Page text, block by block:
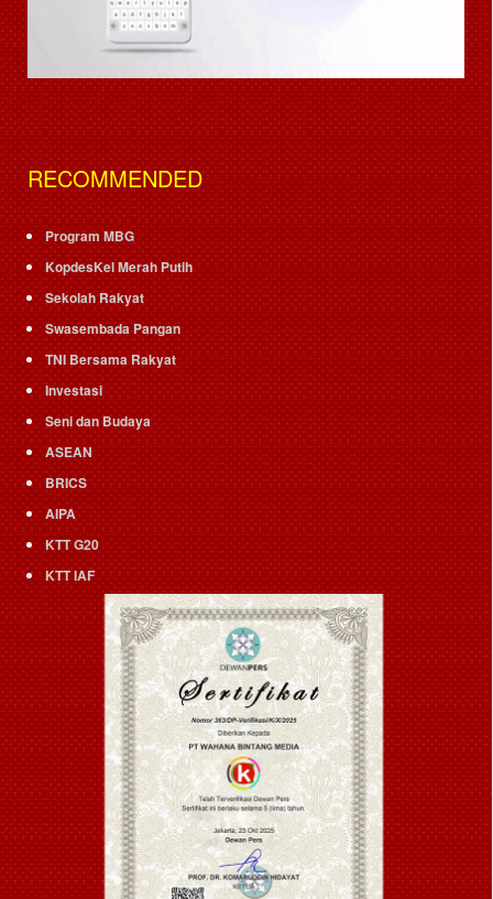
RECOMMENDED
Program MBG
KopdesKel Merah Putih
Sekolah Rakyat
Swasembada Pangan
TNI Bersama Rakyat
Investasi
Seni dan Budaya
ASEAN
BRICS
AIPA
KTT G20
KTT IAF